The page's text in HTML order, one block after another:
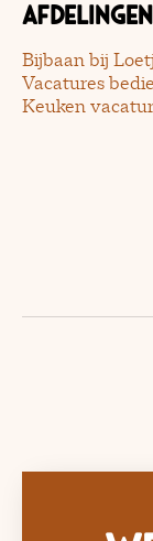
Afdelingen
Bijbaan bij
Vacatures
Keuken